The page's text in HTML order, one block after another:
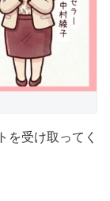
を受け取ってく